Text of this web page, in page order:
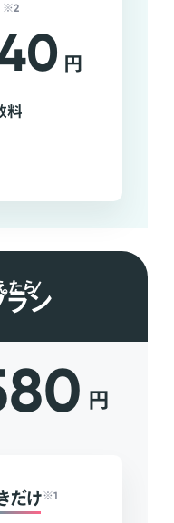
※2
円
料
たら
ン
円
だけ ※1